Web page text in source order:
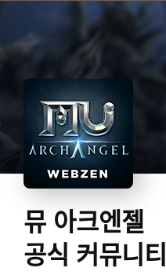
뮤 아크엔젤
공식 커뮤니티